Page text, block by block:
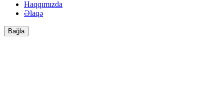
Haqqımızda
Əlaqə
Bağla